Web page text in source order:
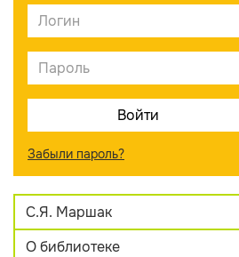
Забыли пароль?
С.Я. Маршак
О библиотеке